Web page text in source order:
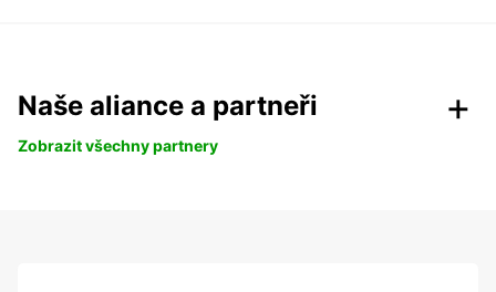
Naše aliance a partneři
Zobrazit všechny partnery